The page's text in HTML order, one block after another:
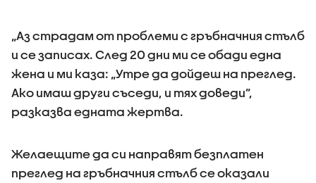
„Аз страдам от проблеми с гръбначния стълб
и се записах. След 20 дни ми се обади една
жена и ми каза: „Утре да дойдеш на преглед.
Ако имаш други съседи, и тях доведи”,
разказва едната жертва.
Желаещите да си направят безплатен
преглед на гръбначния стълб се оказали